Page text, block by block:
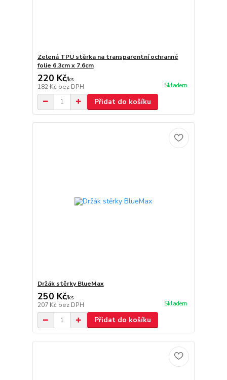
Zelená TPU stěrka na transparentní ochranné
folie 6.3cm x 7.6cm
220 Kč/ks
182 Kč bez DPH Skladem
Přidat do košíku
Držák stěrky BlueMax
250 Kč/ks
207 Kč bez DPH Skladem
Přidat do košíku